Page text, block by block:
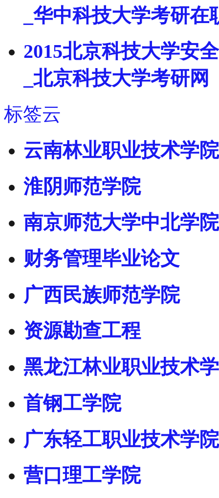
_华中科技大学考研在
2015北京科技大学安
_北京科技大学考研网
标签云
云南林业职业技术学院
淮阴师范学院
南京师范大学中北学院
财务管理毕业论文
广西民族师范学院
资源勘查工程
黑龙江林业职业技术
首钢工学院
广东轻工职业技术学院
营口理工学院